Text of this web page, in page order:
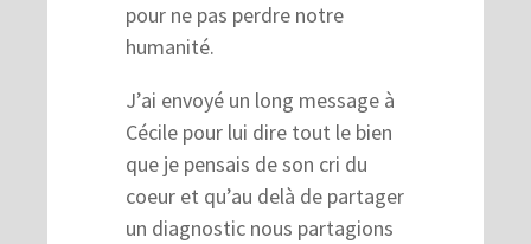
pour ne pas perdre notre
humanité.
J’ai envoyé un long message à
Cécile pour lui dire tout le bien
que je pensais de son cri du
coeur et qu’au delà de partager
un diagnostic nous partagions